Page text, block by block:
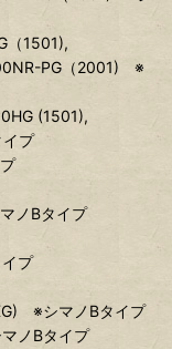
（1501),
PG（2001) ※
(1501),
プ
ノBタイプ
プ
※シマノBタイプ
ノBタイプ